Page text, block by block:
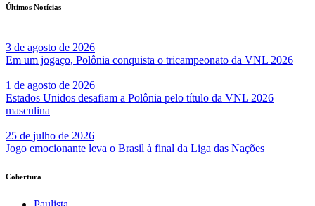
Últimos Notícias
3 de agosto de 2026
Em um jogaço, Polônia conquista o tricampeonato da VNL 2026
1 de agosto de 2026
Estados Unidos desafiam a Polônia pelo título da VNL 2026
masculina
25 de julho de 2026
Jogo emocionante leva o Brasil à final da Liga das Nações
Cobertura